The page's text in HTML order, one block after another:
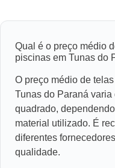
Qual é o preço médio
piscinas em Tunas do
O preço médio de
Tunas do Paraná
quadrado,
material utilizado. É
diferentes
qualidade.